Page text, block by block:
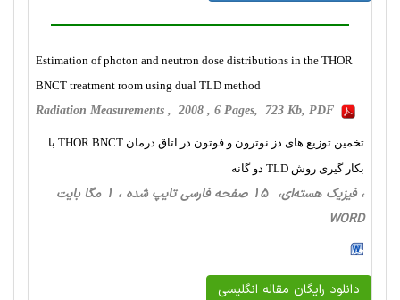
Estimation of photon and neutron dose distributions in the THOR
BNCT treatment room using dual TLD method
Radiation Measurements , 2008 , 6 Pages, 723 Kb, PDF
تخمین توزیع های دز نوترون و فوتون در اتاق درمان THOR BNCT با
بکار گیری روش TLD دو گانه
، فیزیک‌ هسته‌ای، 15 صفحه فارسی تایپ شده ، 1 مگا بایت
WORD
دانلود رایگان مقاله انگلیسی